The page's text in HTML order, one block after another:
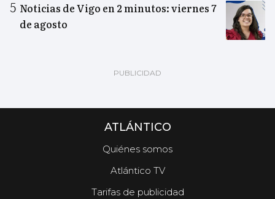
Noticias de Vigo en 2 minutos: viernes 7
de agosto
ATLÁNTICO
Quiénes somos
Atlántico TV
Tarifas de publicidad